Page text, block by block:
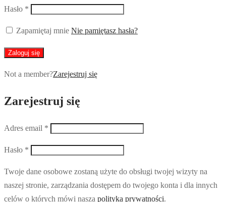
Hasło *
Zapamiętaj mnie Nie pamiętasz hasła?
Zaloguj się
Not a member?Zarejestruj się
Zarejestruj się
Adres email *
Hasło *
Twoje dane osobowe zostaną użyte do obsługi twojej wizyty na
naszej stronie, zarządzania dostępem do twojego konta i dla innych
celów o których mówi nasza polityka prywatności.